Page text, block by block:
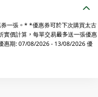
一張。* *優惠券可於下次購買太古
實價計算，每單交易最多送一張優惠
惠期: 07/08/2026 - 13/08/2026 優